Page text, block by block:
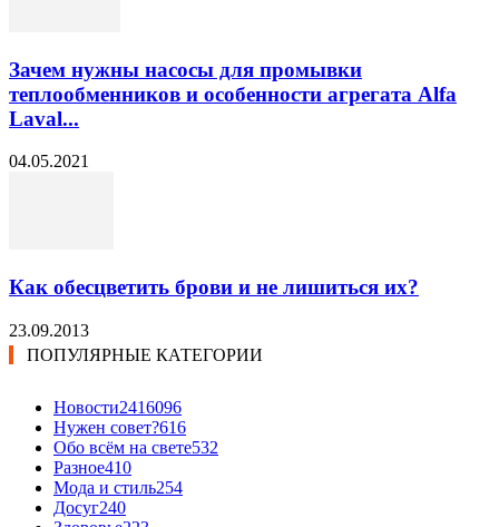
Зачем нужны насосы для промывки
теплообменников и особенности агрегата Alfa
Laval...
04.05.2021
Как обесцветить брови и не лишиться их?
23.09.2013
ПОПУЛЯРНЫЕ КАТЕГОРИИ
Новости2416096
Нужен совет?616
Обо всём на свете532
Разное410
Мода и стиль254
Досуг240